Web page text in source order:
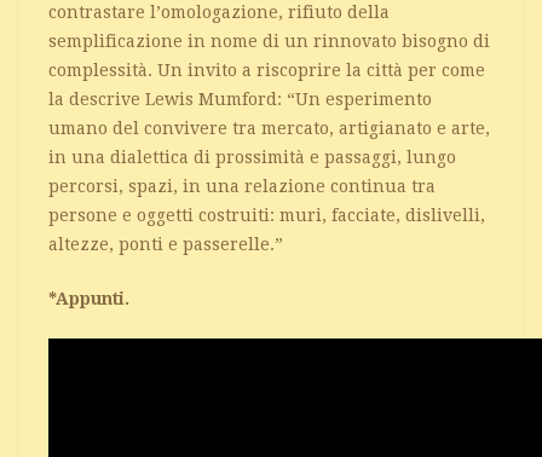
contrastare l’omologazione, rifiuto della
semplificazione in nome di un rinnovato bisogno di
complessità. Un invito a riscoprire la città per come
la descrive Lewis Mumford: “Un esperimento
umano del convivere tra mercato, artigianato e arte,
in una dialettica di prossimità e passaggi, lungo
percorsi, spazi, in una relazione continua tra
persone e oggetti costruiti: muri, facciate, dislivelli,
altezze, ponti e passerelle.”
*Appunti.